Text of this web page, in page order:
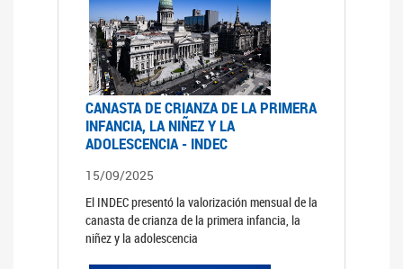
CANASTA DE CRIANZA DE LA PRIMERA
INFANCIA, LA NIÑEZ Y LA
ADOLESCENCIA - INDEC
15/09/2025
El INDEC presentó la valorización mensual de la
canasta de crianza de la primera infancia, la
niñez y la adolescencia